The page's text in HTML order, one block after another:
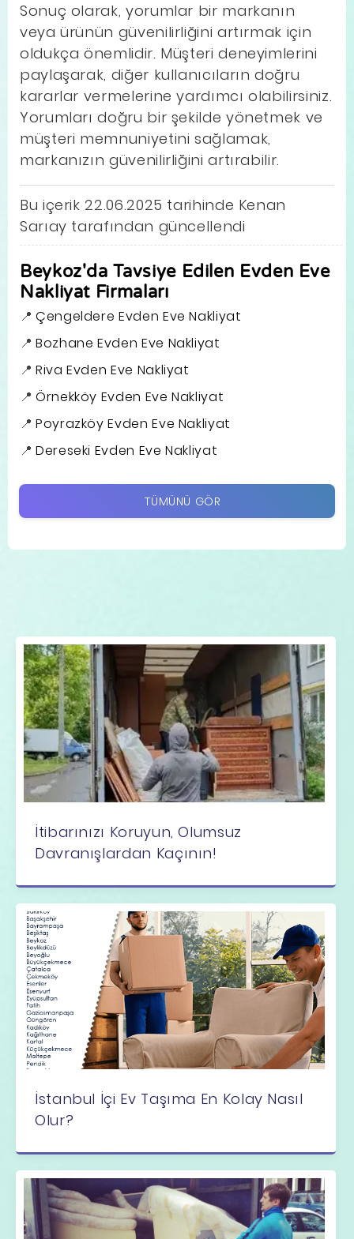
Sonuç olarak, yorumlar bir markanın
veya ürünün güvenilirliğini artırmak için
oldukça önemlidir. Müşteri deneyimlerini
paylaşarak, diğer kullanıcıların doğru
kararlar vermelerine yardımcı olabilirsiniz.
Yorumları doğru bir şekilde yönetmek ve
müşteri memnuniyetini sağlamak,
markanızın güvenilirliğini artırabilir.
Bu içerik 22.06.2025 tarihinde Kenan
Sarıay tarafından güncellendi
Beykoz'da Tavsiye Edilen Evden Eve
Nakliyat Firmaları
Çengeldere Evden Eve Nakliyat
Bozhane Evden Eve Nakliyat
Riva Evden Eve Nakliyat
Örnekköy Evden Eve Nakliyat
Poyrazköy Evden Eve Nakliyat
Dereseki Evden Eve Nakliyat
TÜMÜNÜ GÖR
İtibarınızı Koruyun, Olumsuz
Davranışlardan Kaçının!
İstanbul İçi Ev Taşıma En Kolay Nasıl
Olur?